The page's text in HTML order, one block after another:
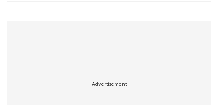
Advertisement